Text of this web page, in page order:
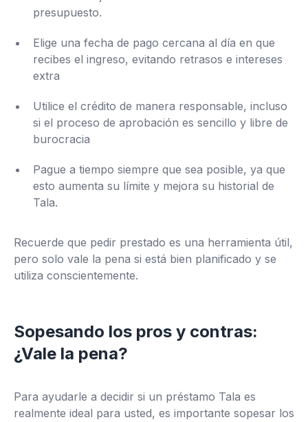
presupuesto.
Elige una fecha de pago cercana al día en que
recibes el ingreso, evitando retrasos e intereses
extra
Utilice el crédito de manera responsable, incluso
si el proceso de aprobación es sencillo y libre de
burocracia
Pague a tiempo siempre que sea posible, ya que
esto aumenta su límite y mejora su historial de
Tala.
Recuerde que pedir prestado es una herramienta útil,
pero solo vale la pena si está bien planificado y se
utiliza conscientemente.
Sopesando los pros y contras:
¿Vale la pena?
Para ayudarle a decidir si un préstamo Tala es
realmente ideal para usted, es importante sopesar los